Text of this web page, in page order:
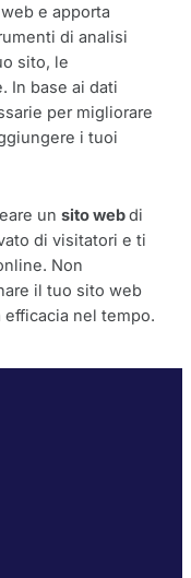
e apporta
di analisi
sito, le
In base ai dati
per migliorare
i tuoi
un sito webdi
di visitatori e ti
Non
il tuo sito web
nel tempo.